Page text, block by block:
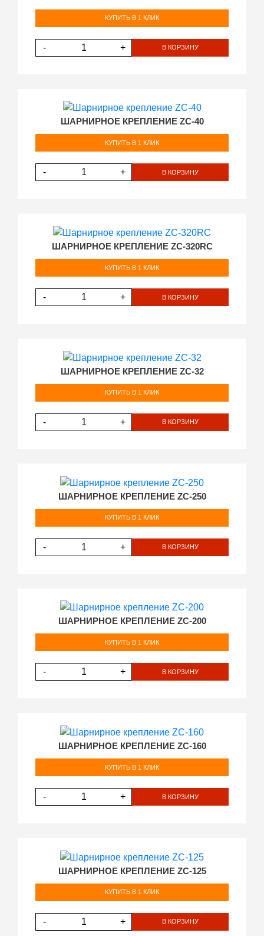
КУПИТЬ В 1 КЛИК
- + В КОРЗИНУ
ШАРНИРНОЕ КРЕПЛЕНИЕ ZC-40
КУПИТЬ В 1 КЛИК
- + В КОРЗИНУ
ШАРНИРНОЕ КРЕПЛЕНИЕ ZC-320RC
КУПИТЬ В 1 КЛИК
- + В КОРЗИНУ
ШАРНИРНОЕ КРЕПЛЕНИЕ ZC-32
КУПИТЬ В 1 КЛИК
- + В КОРЗИНУ
ШАРНИРНОЕ КРЕПЛЕНИЕ ZC-250
КУПИТЬ В 1 КЛИК
- + В КОРЗИНУ
ШАРНИРНОЕ КРЕПЛЕНИЕ ZC-200
КУПИТЬ В 1 КЛИК
- + В КОРЗИНУ
ШАРНИРНОЕ КРЕПЛЕНИЕ ZC-160
КУПИТЬ В 1 КЛИК
- + В КОРЗИНУ
ШАРНИРНОЕ КРЕПЛЕНИЕ ZC-125
КУПИТЬ В 1 КЛИК
- + В КОРЗИНУ